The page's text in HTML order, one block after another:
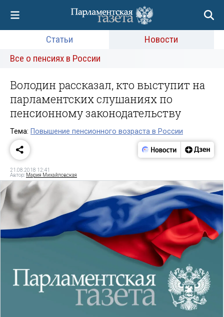
Статьи
Новости
Все о пенсиях в России
Володин рассказал, кто выступит на
парламентских слушаниях по
пенсионному законодательству
Тема: Повышение пенсионного возраста в России
21.08.2018 12:41
Автор: Мария Михайловская